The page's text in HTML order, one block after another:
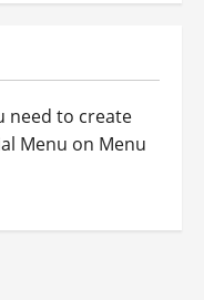
need to create
Menu on Menu